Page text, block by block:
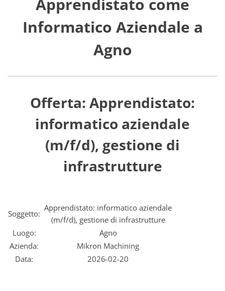
Apprendistato come
Informatico Aziendale a
Agno
Offerta: Apprendistato:
informatico aziendale
(m/f/d), gestione di
infrastrutture
Soggetto:
Apprendistato: informatico aziendale
(m/f/d), gestione di infrastrutture
Luogo:
Agno
Azienda:
Mikron Machining
Data:
2026-02-20